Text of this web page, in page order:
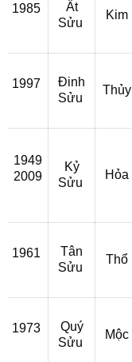
1985
Ất
Sửu
Kim
1997
Đinh
Sửu
Thủy
1949
2009
Kỷ
Sửu
Hỏa
1961
Tân
Sửu
Thổ
1973
Quý
Sửu
Mộc